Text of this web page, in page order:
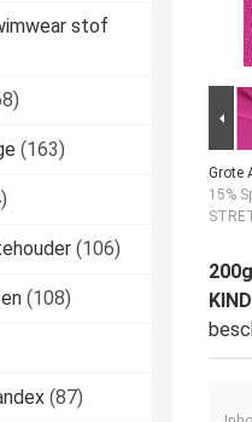
stof
(163)
(106)
(108)
(87)
Grote
15%